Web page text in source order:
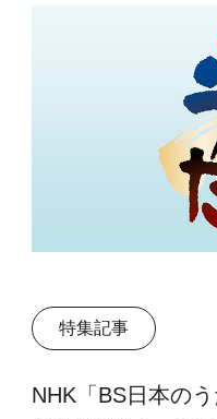
特集記事
NHK「BS日本の